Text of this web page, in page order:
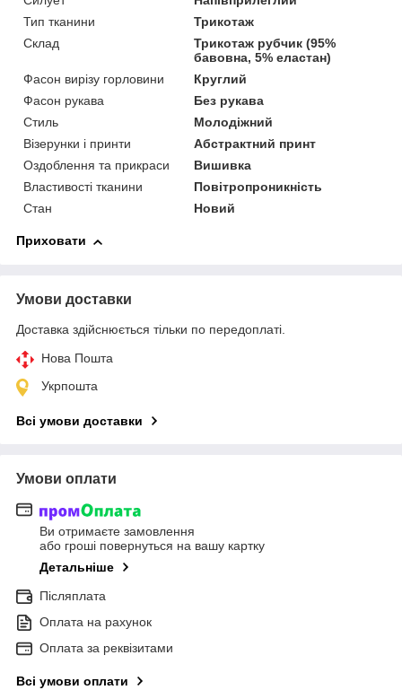
Тип тканини
Трикотаж
Склад
Трикотаж рубчик (95%
бавовна, 5% еластан)
Фасон вирізу горловини
Круглий
Фасон рукава
Без рукава
Стиль
Молодіжний
Візерунки і принти
Абстрактний принт
Оздоблення та прикраси
Вишивка
Властивості тканини
Повітропроникність
Стан
Новий
Приховати
Умови доставки
Доставка здійснюється тільки по передоплаті.
Нова Пошта
Укрпошта
Всі умови доставки
Умови оплати
Ви отримаєте замовлення
або гроші повернуться на вашу картку
Детальніше
Післяплата
Оплата на рахунок
Оплата за реквізитами
Всі умови оплати